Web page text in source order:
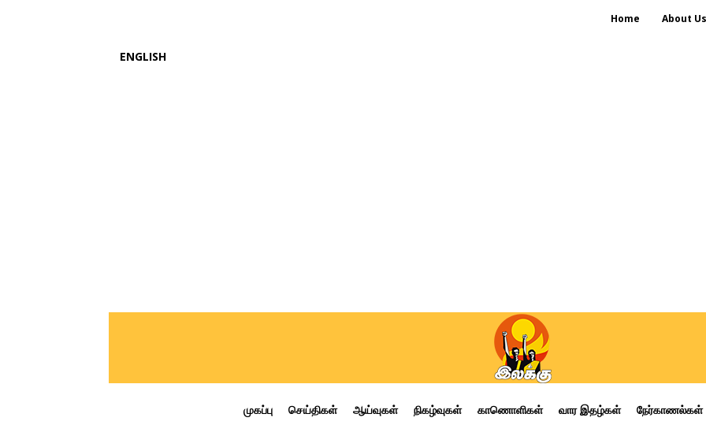
Home About Us
ENGLISH
முகப்பு செய்திகள் ஆய்வுகள் நிகழ்வுகள் காணொளிகள் வார இதழ்கள் நேர்காணல்கள்